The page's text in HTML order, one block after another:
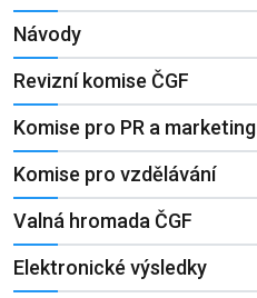
Návody
Revizní komise ČGF
Komise pro PR a marketing
Komise pro vzdělávání
Valná hromada ČGF
Elektronické výsledky